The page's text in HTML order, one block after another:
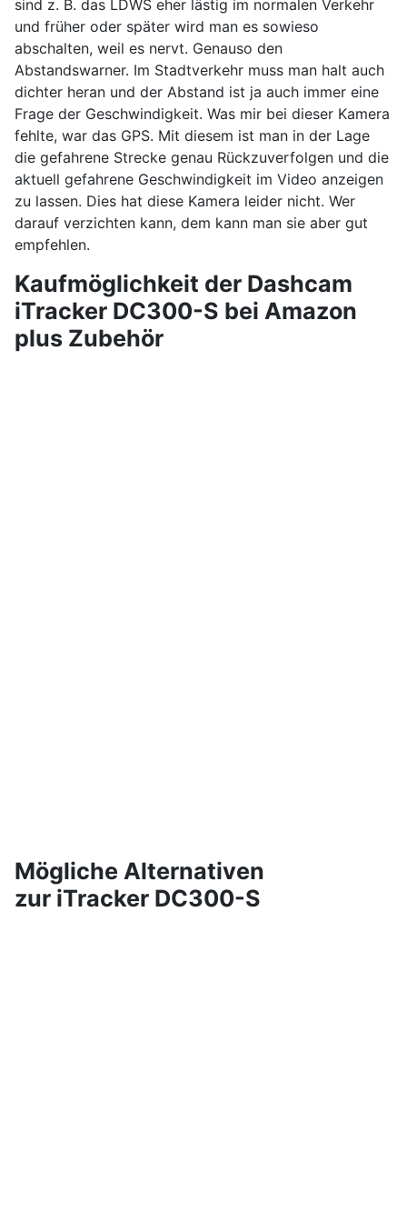
sind z. B. das LDWS eher lästig im normalen Verkehr
und früher oder später wird man es sowieso
abschalten, weil es nervt. Genauso den
Abstandswarner. Im Stadtverkehr muss man halt auch
dichter heran und der Abstand ist ja auch immer eine
Frage der Geschwindigkeit. Was mir bei dieser Kamera
fehlte, war das GPS. Mit diesem ist man in der Lage
die gefahrene Strecke genau Rückzuverfolgen und die
aktuell gefahrene Geschwindigkeit im Video anzeigen
zu lassen. Dies hat diese Kamera leider nicht. Wer
darauf verzichten kann, dem kann man sie aber gut
empfehlen.
Kaufmöglichkeit der Dashcam
iTracker DC300-S bei Amazon
plus Zubehör
Mögliche Alternativen
zur iTracker DC300-S